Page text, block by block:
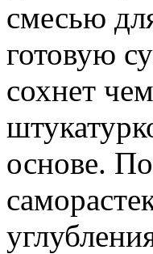
смесью
готовую
сохнет
основе.